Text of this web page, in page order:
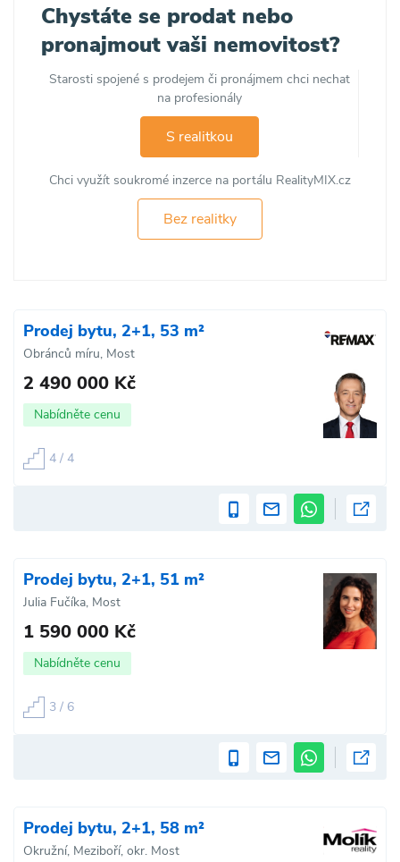
Chystáte se prodat nebo
pronajmout vaši nemovitost?
Starosti spojené s prodejem či pronájmem chci nechat
na profesionály
S realitkou
Chci využít soukromé inzerce na portálu RealityMIX.cz
Bez realitky
Prodej bytu, 2+1, 53 m²
Obránců míru, Most
2 490 000 Kč
Nabídněte cenu
4 / 4
Prodej bytu, 2+1, 51 m²
Julia Fučíka, Most
1 590 000 Kč
Nabídněte cenu
3 / 6
Prodej bytu, 2+1, 58 m²
Okružní, Meziboří, okr. Most